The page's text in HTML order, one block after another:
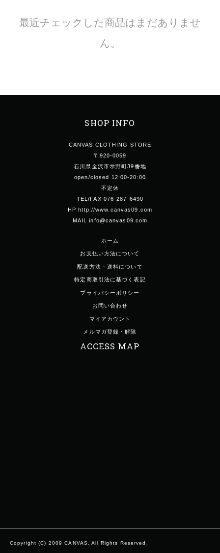
最近チェックした商品はまだありませ
ん。
SHOP INFO
CANVAS CLOTHING STORE
〒920-0059
石川県金沢市示野町39番地
open/closed 12:00-20:00
不定休
TEL/FAX 076-287-6490
HP http://www.canvas09.com
MAIL info@canvas09.com
ホーム
お支払い方法について
配送方法・送料について
特定商取引法に基づく表記
プライバシーポリシー
お問い合わせ
マイアカウント
メルマガ登録・解除
ACCESS MAP
Copyright (C) 2009 CANVAS. All Rights Reserved.